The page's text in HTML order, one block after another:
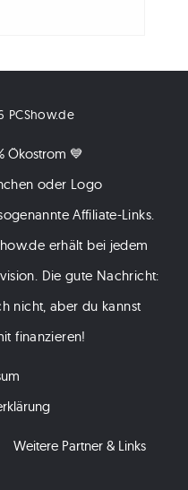
PCShow.de
Ökostrom 💙
oder Logo
Affiliate-Links.
erhält bei jedem
Die gute Nachricht:
nicht, aber du kannst
finanzieren!
Weitere Partner & Links